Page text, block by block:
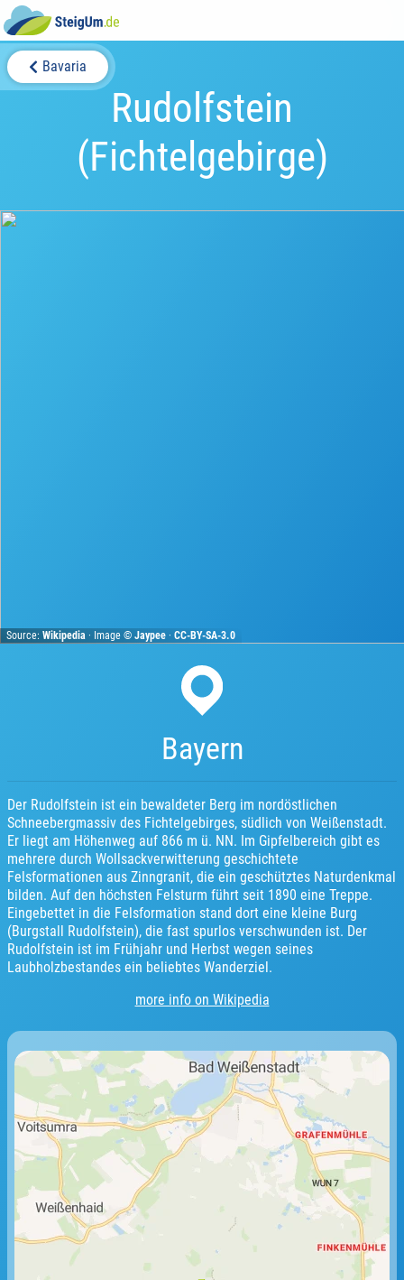
Bavaria
Rudolfstein
(Fichtelgebirge)
Source:Wikipedia · Image ©Jaypee ·CC-BY-SA-3.0
Bayern
Der Rudolfstein ist ein bewaldeter Berg im nordöstlichen
Schneebergmassiv des Fichtelgebirges, südlich von Weißenstadt.
Er liegt am Höhenweg auf 866 m ü. NN. Im Gipfelbereich gibt es
mehrere durch Wollsackverwitterung geschichtete
Felsformationen aus Zinngranit, die ein geschütztes Naturdenkmal
bilden. Auf den höchsten Felsturm führt seit 1890 eine Treppe.
Eingebettet in die Felsformation stand dort eine kleine Burg
(Burgstall Rudolfstein), die fast spurlos verschwunden ist. Der
Rudolfstein ist im Frühjahr und Herbst wegen seines
Laubholzbestandes ein beliebtes Wanderziel.
more info on Wikipedia